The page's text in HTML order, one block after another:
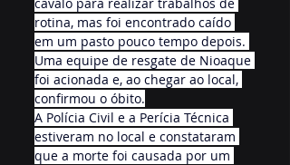
rotina, mas foi encontrado caído
em um pasto pouco tempo depois.
Uma equipe de resgate de Nioaque
foi acionada e, ao chegar ao local,
confirmou o óbito.
A Polícia Civil e a Perícia Técnica
estiveram no local e constataram
que a morte foi causada por um